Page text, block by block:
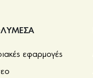
εφαρμογές